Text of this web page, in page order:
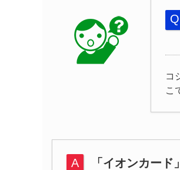
コ
こ
「イオンカー